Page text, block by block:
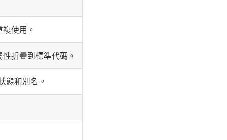
使用。
折疊到標準代碼。
態和別名。